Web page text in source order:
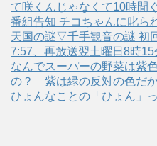
て咲くんじゃなくて10時間
番組告知 チコちゃんに叱
天国の謎▽千手観音の謎 初
7:57、再放送翌土曜日8時15
なんでスーパーの野菜は紫
の？ 紫は緑の反対の色だ
ひょんなことの「ひょん」